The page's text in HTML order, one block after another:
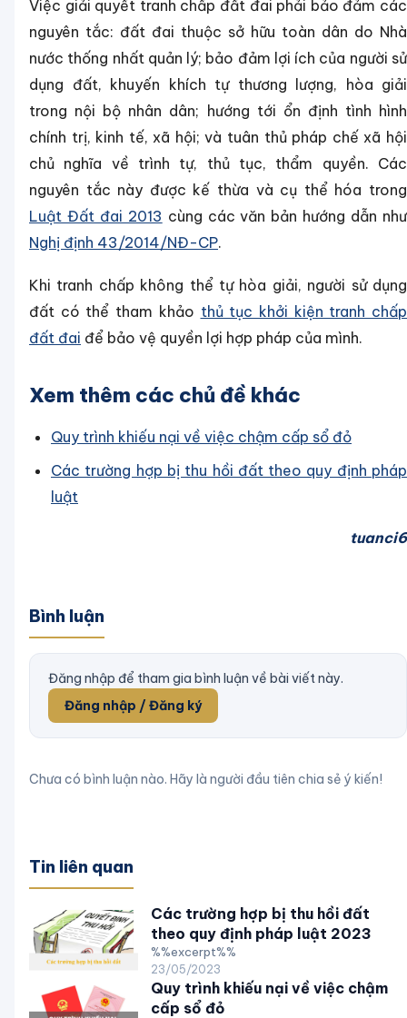
Việc giải quyết tranh chấp đất đai phải bảo đảm các
nguyên tắc: đất đai thuộc sở hữu toàn dân do Nhà
nước thống nhất quản lý; bảo đảm lợi ích của người sử
dụng đất, khuyến khích tự thương lượng, hòa giải
trong nội bộ nhân dân; hướng tới ổn định tình hình
chính trị, kinh tế, xã hội; và tuân thủ pháp chế xã hội
chủ nghĩa về trình tự, thủ tục, thẩm quyền. Các
nguyên tắc này được kế thừa và cụ thể hóa trong
Luật Đất đai 2013 cùng các văn bản hướng dẫn như
Nghị định 43/2014/NĐ-CP.
Khi tranh chấp không thể tự hòa giải, người sử dụng
đất có thể tham khảo thủ tục khởi kiện tranh chấp
đất đai để bảo vệ quyền lợi hợp pháp của mình.
Xem thêm các chủ đề khác
Quy trình khiếu nại về việc chậm cấp sổ đỏ
Các trường hợp bị thu hồi đất theo quy định pháp
luật
tuanci6
Bình luận
Đăng nhập để tham gia bình luận về bài viết này.
Đăng nhập / Đăng ký
Chưa có bình luận nào. Hãy là người đầu tiên chia sẻ ý kiến!
Tin liên quan
Các trường hợp bị thu hồi đất
theo quy định pháp luật 2023
%%excerpt%%
23/05/2023
Quy trình khiếu nại về việc chậm
cấp sổ đỏ